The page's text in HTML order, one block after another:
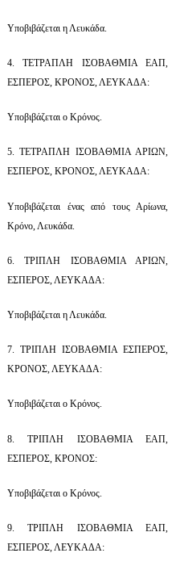
Υποβιβάζεται η Λευκάδα.
4. ΤΕΤΡΑΠΛΗ ΙΣΟΒΑΘΜΙΑ ΕΑΠ,
ΕΣΠΕΡΟΣ, ΚΡΟΝΟΣ, ΛΕΥΚΑΔΑ:
Υποβιβάζεται ο Κρόνος.
5. ΤΕΤΡΑΠΛΗ ΙΣΟΒΑΘΜΙΑ ΑΡΙΩΝ,
ΕΣΠΕΡΟΣ, ΚΡΟΝΟΣ, ΛΕΥΚΑΔΑ:
Υποβιβάζεται ένας από τους Αρίωνα,
Κρόνο, Λευκάδα.
6. ΤΡΙΠΛΗ ΙΣΟΒΑΘΜΙΑ ΑΡΙΩΝ,
ΕΣΠΕΡΟΣ, ΛΕΥΚΑΔΑ:
Υποβιβάζεται η Λευκάδα.
7. ΤΡΙΠΛΗ ΙΣΟΒΑΘΜΙΑ ΕΣΠΕΡΟΣ,
ΚΡΟΝΟΣ, ΛΕΥΚΑΔΑ:
Υποβιβάζεται ο Κρόνος.
8. ΤΡΙΠΛΗ ΙΣΟΒΑΘΜΙΑ ΕΑΠ,
ΕΣΠΕΡΟΣ, ΚΡΟΝΟΣ:
Υποβιβάζεται ο Κρόνος.
9. ΤΡΙΠΛΗ ΙΣΟΒΑΘΜΙΑ ΕΑΠ,
ΕΣΠΕΡΟΣ, ΛΕΥΚΑΔΑ: